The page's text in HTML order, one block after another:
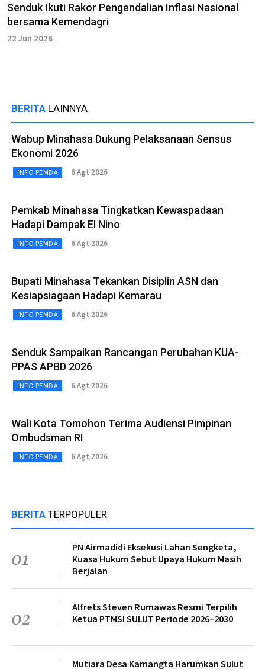
Senduk Ikuti Rakor Pengendalian Inflasi Nasional
bersama Kemendagri
22 Jun 2026
BERITA LAINNYA
Wabup Minahasa Dukung Pelaksanaan Sensus
Ekonomi 2026
INFO PEMDA 6 Agt 2026
Pemkab Minahasa Tingkatkan Kewaspadaan
Hadapi Dampak El Nino
INFO PEMDA 6 Agt 2026
Bupati Minahasa Tekankan Disiplin ASN dan
Kesiapsiagaan Hadapi Kemarau
INFO PEMDA 6 Agt 2026
Senduk Sampaikan Rancangan Perubahan KUA-
PPAS APBD 2026
INFO PEMDA 6 Agt 2026
Wali Kota Tomohon Terima Audiensi Pimpinan
Ombudsman RI
INFO PEMDA 6 Agt 2026
BERITA TERPOPULER
01
PN Airmadidi Eksekusi Lahan Sengketa,
Kuasa Hukum Sebut Upaya Hukum Masih
Berjalan
02
Alfrets Steven Rumawas Resmi Terpilih
Ketua PTMSI SULUT Periode 2026–2030
Mutiara Desa Kamangta Harumkan Sulut